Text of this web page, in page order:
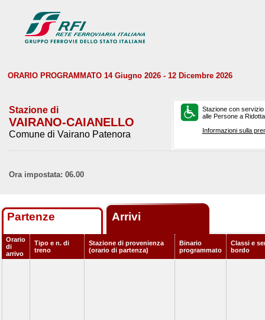
ORARIO PROGRAMMATO 14 Giugno 2026 - 12 Dicembre 2026
Stazione di
VAIRANO-CAIANELLO
Comune di Vairano Patenora
Stazione con
alle Persone a
Informazioni sulla
Ora impostata: 06.00
Partenze Arrivi
Orario
di
arrivo
Tipo e n. di
treno
Stazione di provenienza
(orario di partenza)
Binario
programmato
Classi e
bordo